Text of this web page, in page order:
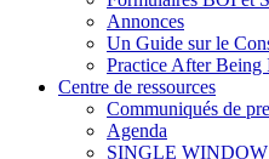
Annonces
Un Guide sur le
Practice After Being
Centre de ressources
Communiqués de
Agenda
SINGLE WINDOW